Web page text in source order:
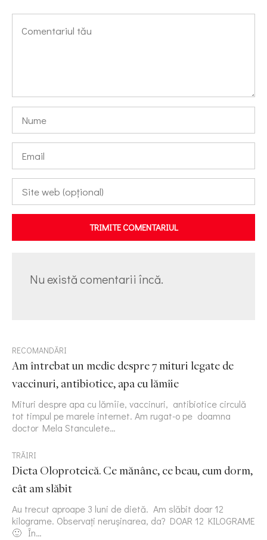
TRIMITE COMENTARIUL
Nu există comentarii încă.
RECOMANDĂRI
Am întrebat un medic despre 7 mituri legate de
vaccinuri, antibiotice, apa cu lămîie
Mituri despre apa cu lămîie, vaccinuri, antibiotice circulă
tot timpul pe marele internet. Am rugat-o pe doamna
doctor Mela Stanculete…
TRĂIRI
Dieta Oloproteică. Ce mănânc, ce beau, cum dorm,
cât am slăbit
Au trecut aproape 3 luni de dietă. Am slăbit doar 12
kilograme. Observați nerușinarea, da? DOAR 12 KILOGRAME
🙂 În…